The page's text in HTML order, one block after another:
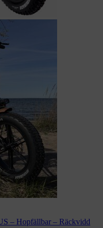
– Hopfällbar – Räckvidd